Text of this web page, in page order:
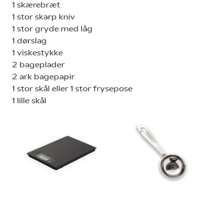
1 skærebræt
1 stor skarp kniv
1 stor gryde med låg
1 dørslag
1 viskestykke
2 bageplader
2 ark bagepapir
1 stor skål eller 1 stor frysepose
1 lille skål